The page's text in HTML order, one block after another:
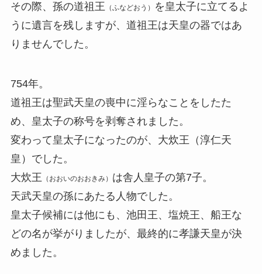
その際、孫の道祖王 （ふなどおう）
を皇太子に立てるよ
うに遺言を残しますが、道祖王は天皇の器ではあ
りませんでした。
754年。
道祖王は聖武天皇の喪中に淫らなことをしたた
め、皇太子の称号を剥奪されました。
変わって皇太子になったのが、大炊王（淳仁天
皇）でした。
大炊王 （おおいのおおきみ） は舎人皇子の第7子。
天武天皇の孫にあたる人物でした。
皇太子候補には他にも、池田王、塩焼王、船王な
どの名が挙がりましたが、最終的に孝謙天皇が決
めました。